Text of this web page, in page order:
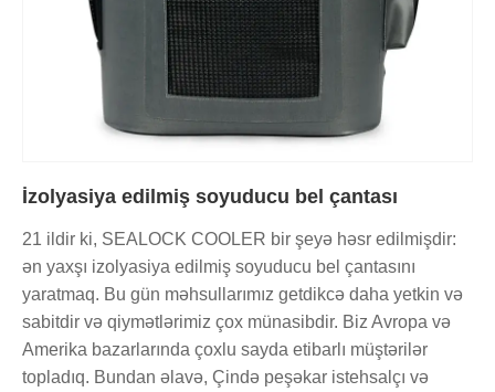
İzolyasiya edilmiş soyuducu bel çantası
21 ildir ki, SEALOCK COOLER bir şeyə həsr edilmişdir:
ən yaxşı izolyasiya edilmiş soyuducu bel çantasını
yaratmaq. Bu gün məhsullarımız getdikcə daha yetkin və
sabitdir və qiymətlərimiz çox münasibdir. Biz Avropa və
Amerika bazarlarında çoxlu sayda etibarlı müştərilər
topladıq. Bundan əlavə, Çində peşəkar istehsalçı və